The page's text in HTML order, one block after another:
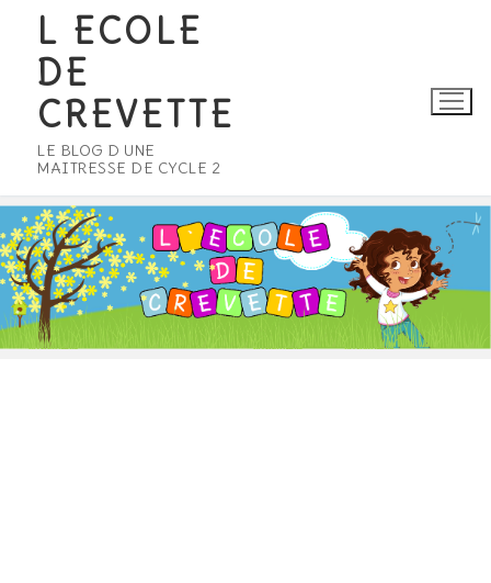
contenu
L ECOLE
DE
CREVETTE
LE BLOG D UNE
MAITRESSE DE CYCLE 2